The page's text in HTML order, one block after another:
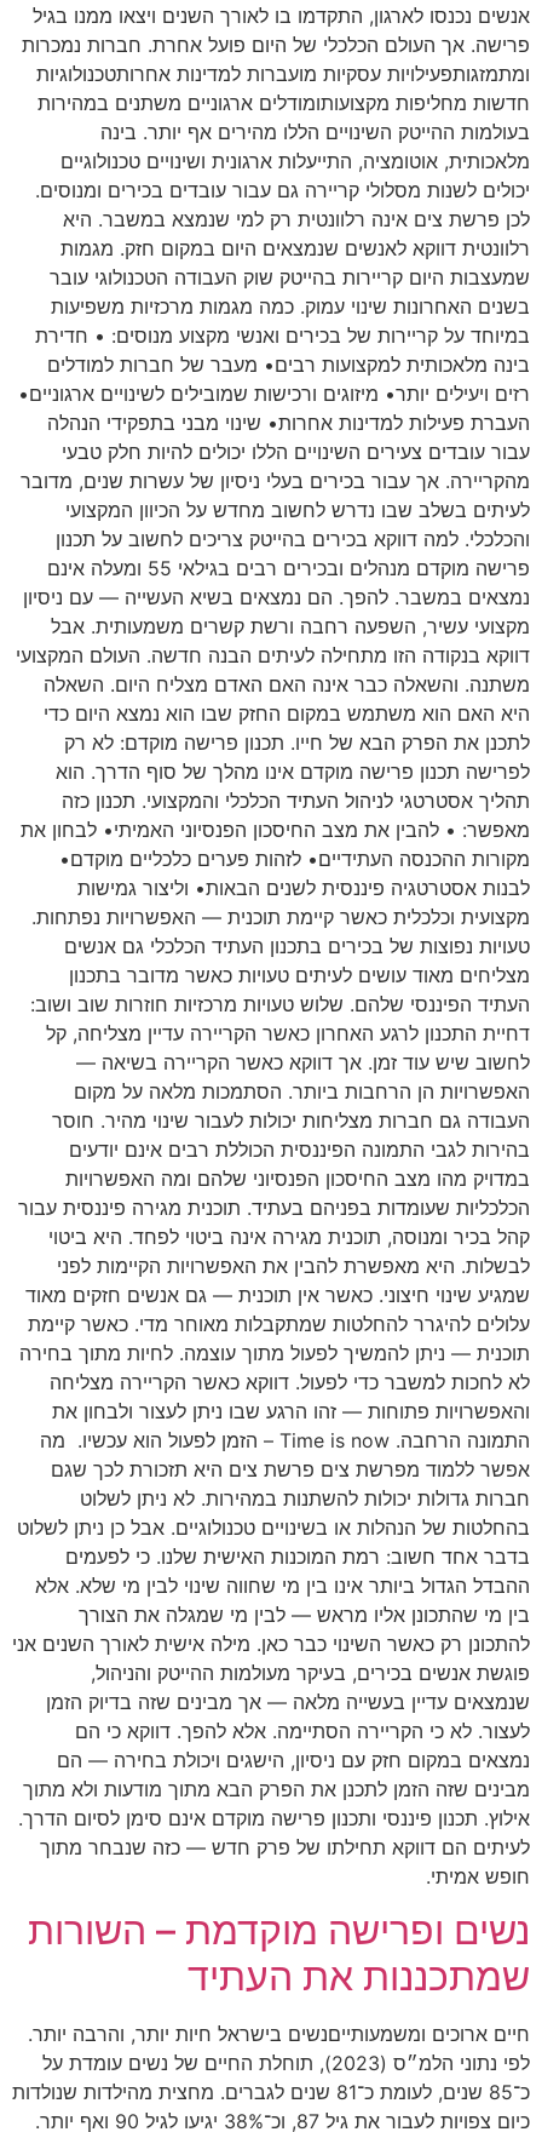
אנשים נכנסו לארגון, התקדמו בו לאורך השנים ויצאו ממנו בגיל
פרישה. אך העולם הכלכלי של היום פועל אחרת. חברות נמכרות
ומתמזגותפעילויות עסקיות מועברות למדינות אחרותטכנולוגיות
חדשות מחליפות מקצועותומודלים ארגוניים משתנים במהירות
בעולמות ההייטק השינויים הללו מהירים אף יותר. בינה
מלאכותית, אוטומציה, התייעלות ארגונית ושינויים טכנולוגיים
יכולים לשנות מסלולי קריירה גם עבור עובדים בכירים ומנוסים.
לכן פרשת צים אינה רלוונטית רק למי שנמצא במשבר. היא
רלוונטית דווקא לאנשים שנמצאים היום במקום חזק. מגמות
שמעצבות היום קריירות בהייטק שוק העבודה הטכנולוגי עובר
בשנים האחרונות שינוי עמוק. כמה מגמות מרכזיות משפיעות
במיוחד על קריירות של בכירים ואנשי מקצוע מנוסים: • חדירת
בינה מלאכותית למקצועות רבים• מעבר של חברות למודלים
רזים ויעילים יותר• מיזוגים ורכישות שמובילים לשינויים ארגוניים•
העברת פעילות למדינות אחרות• שינוי מבני בתפקידי הנהלה
עבור עובדים צעירים השינויים הללו יכולים להיות חלק טבעי
מהקריירה. אך עבור בכירים בעלי ניסיון של עשרות שנים, מדובר
לעיתים בשלב שבו נדרש לחשוב מחדש על הכיוון המקצועי
והכלכלי. למה דווקא בכירים בהייטק צריכים לחשוב על תכנון
פרישה מוקדם מנהלים ובכירים רבים בגילאי 55 ומעלה אינם
נמצאים במשבר. להפך. הם נמצאים בשיא העשייה — עם ניסיון
מקצועי עשיר, השפעה רחבה ורשת קשרים משמעותית. אבל
דווקא בנקודה הזו מתחילה לעיתים הבנה חדשה. העולם המקצועי
משתנה. והשאלה כבר אינה האם האדם מצליח היום. השאלה
היא האם הוא משתמש במקום החזק שבו הוא נמצא היום כדי
לתכנן את הפרק הבא של חייו. תכנון פרישה מוקדם: לא רק
לפרישה תכנון פרישה מוקדם אינו מהלך של סוף הדרך. הוא
תהליך אסטרטגי לניהול העתיד הכלכלי והמקצועי. תכנון כזה
מאפשר: • להבין את מצב החיסכון הפנסיוני האמיתי• לבחון את
מקורות ההכנסה העתידיים• לזהות פערים כלכליים מוקדם•
לבנות אסטרטגיה פיננסית לשנים הבאות• וליצור גמישות
מקצועית וכלכלית כאשר קיימת תוכנית — האפשרויות נפתחות.
טעויות נפוצות של בכירים בתכנון העתיד הכלכלי גם אנשים
מצליחים מאוד עושים לעיתים טעויות כאשר מדובר בתכנון
העתיד הפיננסי שלהם. שלוש טעויות מרכזיות חוזרות שוב ושוב:
דחיית התכנון לרגע האחרון כאשר הקריירה עדיין מצליחה, קל
לחשוב שיש עוד זמן. אך דווקא כאשר הקריירה בשיאה —
האפשרויות הן הרחבות ביותר. הסתמכות מלאה על מקום
העבודה גם חברות מצליחות יכולות לעבור שינוי מהיר. חוסר
בהירות לגבי התמונה הפיננסית הכוללת רבים אינם יודעים
במדויק מהו מצב החיסכון הפנסיוני שלהם ומה האפשרויות
הכלכליות שעומדות בפניהם בעתיד. תוכנית מגירה פיננסית עבור
קהל בכיר ומנוסה, תוכנית מגירה אינה ביטוי לפחד. היא ביטוי
לבשלות. היא מאפשרת להבין את האפשרויות הקיימות לפני
שמגיע שינוי חיצוני. כאשר אין תוכנית — גם אנשים חזקים מאוד
עלולים להיגרר להחלטות שמתקבלות מאוחר מדי. כאשר קיימת
תוכנית — ניתן להמשיך לפעול מתוך עוצמה. לחיות מתוך בחירה
לא לחכות למשבר כדי לפעול. דווקא כאשר הקריירה מצליחה
והאפשרויות פתוחות — זהו הרגע שבו ניתן לעצור ולבחון את
התמונה הרחבה. Time is now – הזמן לפעול הוא עכשיו. מה
אפשר ללמוד מפרשת צים פרשת צים היא תזכורת לכך שגם
חברות גדולות יכולות להשתנות במהירות. לא ניתן לשלוט
בהחלטות של הנהלות או בשינויים טכנולוגיים. אבל כן ניתן לשלוט
בדבר אחד חשוב: רמת המוכנות האישית שלנו. כי לפעמים
ההבדל הגדול ביותר אינו בין מי שחווה שינוי לבין מי שלא. אלא
בין מי שהתכונן אליו מראש — לבין מי שמגלה את הצורך
להתכונן רק כאשר השינוי כבר כאן. מילה אישית לאורך השנים אני
פוגשת אנשים בכירים, בעיקר מעולמות ההייטק והניהול,
שנמצאים עדיין בעשייה מלאה — אך מבינים שזה בדיוק הזמן
לעצור. לא כי הקריירה הסתיימה. אלא להפך. דווקא כי הם
נמצאים במקום חזק עם ניסיון, הישגים ויכולת בחירה — הם
מבינים שזה הזמן לתכנן את הפרק הבא מתוך מודעות ולא מתוך
אילוץ. תכנון פיננסי ותכנון פרישה מוקדם אינם סימן לסיום הדרך.
לעיתים הם דווקא תחילתו של פרק חדש — כזה שנבחר מתוך
חופש אמיתי.
נשים ופרישה מוקדמת – השורות
שמתכננות את העתיד
חיים ארוכים ומשמעותייםנשים בישראל חיות יותר, והרבה יותר.
לפי נתוני הלמ״ס (2023), תוחלת החיים של נשים עומדת על
כ־85 שנים, לעומת כ־81 שנים לגברים. מחצית מהילדות שנולדות
כיום צפויות לעבור את גיל 87, וכ־38% יגיעו לגיל 90 ואף יותר.